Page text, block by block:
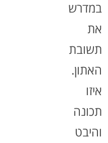
במדרש
את
תשובת
האתון.
איזו
תכונה
והיבט